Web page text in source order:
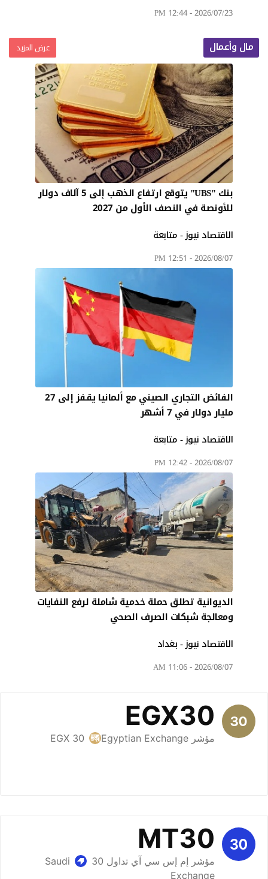
2026/07/23 - 12:44 PM
مال وأعمال عرض المزيد
بنك "UBS" يتوقع ارتفاع الذهب إلى 5 آلاف دولار
للأونصة في النصف الأول من 2027
الاقتصاد نيوز - متابعة
2026/08/07 - 12:51 PM
الفائض التجاري الصيني مع ألمانيا يقفز إلى 27
مليار دولار في 7 أشهر
الاقتصاد نيوز - متابعة
2026/08/07 - 12:42 PM
الديوانية تطلق حملة خدمية شاملة لرفع النفايات
ومعالجة شبكات الصرف الصحي
الاقتصاد نيوز - بغداد
2026/08/07 - 11:06 AM